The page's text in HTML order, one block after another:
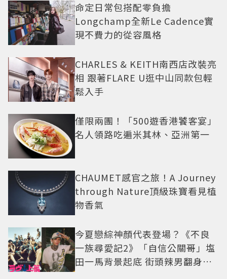
命定日常包搭配零負擔
Longchamp全新Le Cadence實
現不費力的從容風格
CHARLES & KEITH南西店改裝亮
相 跟著FLARE U逛中山同款包輕
鬆入手
僅限兩團！「500遊香港饕客宴」
名人領路吃遍米其林、亞洲第一
CHAUMET感官之旅！A Journey
through Nature頂級珠寶看見植
物香氣
今夏戀綜神顏代表登場？《不良
一族尋愛記2》「自信公關哥」塩
田一馬背景起底 街頭辣男翻身當